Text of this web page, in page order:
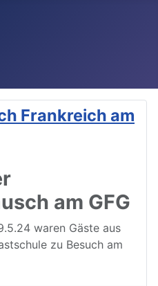
Frankreich am
am GFG
waren Gäste aus
zu Besuch am